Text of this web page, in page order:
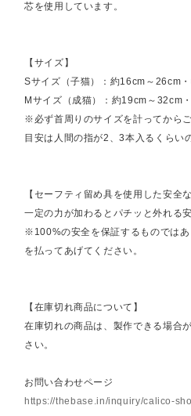
芯を使用しています。
【サイズ】
Sサイズ（子猫）：約16cm～26cm
Mサイズ（成猫）：約19cm～32cm
※必ず首周りのサイズを計ってから
目安は人間の指が2、3本入るくらい
【セーフティ留め具を使用した安全
一定の力が加わるとパチッと外れる
※100%の安全を保証するものでは
を払ってあげてください。
【在庫切れ商品について】
在庫切れの商品は、製作できる場合
さい。
お問い合わせページ
https://thebase.in/inquiry/calico-